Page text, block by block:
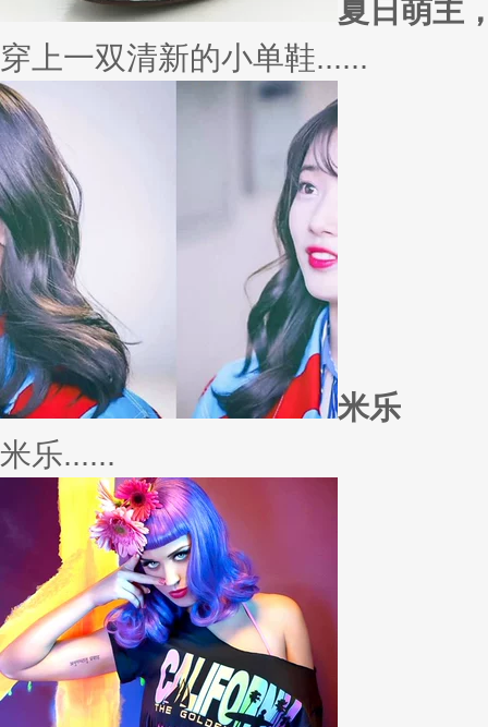
冬季绚烂，少不了羽绒服、毛呢
若......